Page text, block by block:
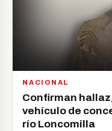
NACIONAL
Confirman
vehículo de
río Loncomilla